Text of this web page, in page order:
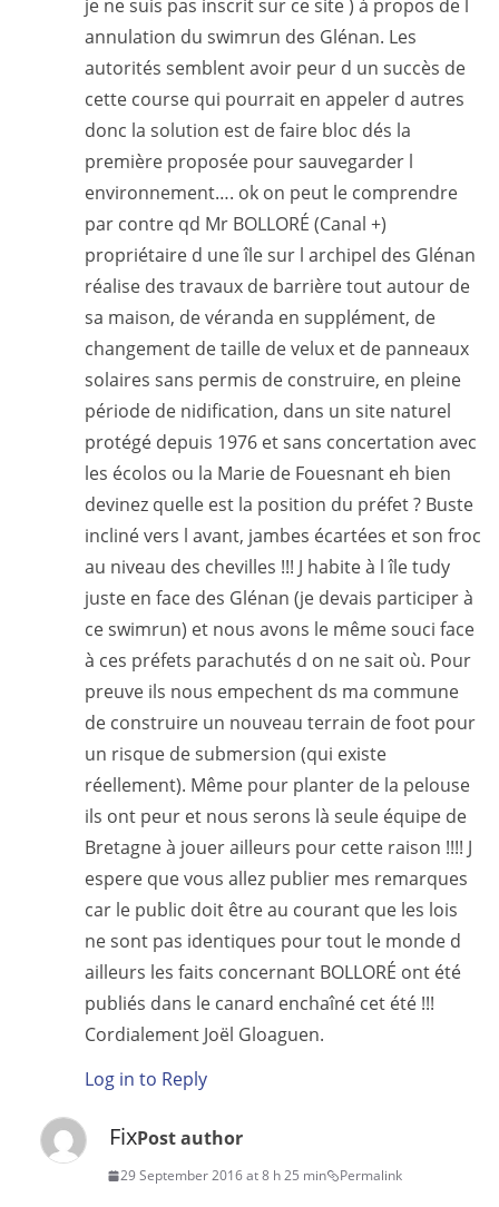
je ne suis pas inscrit sur ce site ) à propos de l
annulation du swimrun des Glénan. Les
autorités semblent avoir peur d un succès de
cette course qui pourrait en appeler d autres
donc la solution est de faire bloc dés la
première proposée pour sauvegarder l
environnement…. ok on peut le comprendre
par contre qd Mr BOLLORÉ (Canal +)
propriétaire d une île sur l archipel des Glénan
réalise des travaux de barrière tout autour de
sa maison, de véranda en supplément, de
changement de taille de velux et de panneaux
solaires sans permis de construire, en pleine
période de nidification, dans un site naturel
protégé depuis 1976 et sans concertation avec
les écolos ou la Marie de Fouesnant eh bien
devinez quelle est la position du préfet ? Buste
incliné vers l avant, jambes écartées et son froc
au niveau des chevilles !!! J habite à l île tudy
juste en face des Glénan (je devais participer à
ce swimrun) et nous avons le même souci face
à ces préfets parachutés d on ne sait où. Pour
preuve ils nous empechent ds ma commune
de construire un nouveau terrain de foot pour
un risque de submersion (qui existe
réellement). Même pour planter de la pelouse
ils ont peur et nous serons là seule équipe de
Bretagne à jouer ailleurs pour cette raison !!!! J
espere que vous allez publier mes remarques
car le public doit être au courant que les lois
ne sont pas identiques pour tout le monde d
ailleurs les faits concernant BOLLORÉ ont été
publiés dans le canard enchaîné cet été !!!
Cordialement Joël Gloaguen.
Log in to Reply
FixPost author
29 September 2016 at 8 h 25 min Permalink